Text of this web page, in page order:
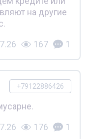
на другие
167 1
+79122886426
176 1